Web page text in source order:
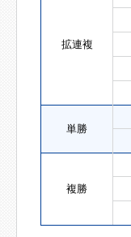
拡連複
単勝
複勝